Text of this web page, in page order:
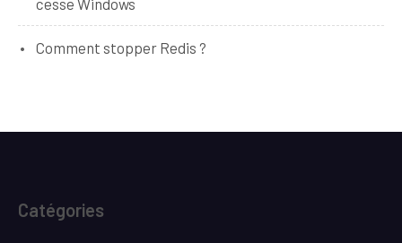
cesse Windows
Comment stopper Redis ?
Catégories